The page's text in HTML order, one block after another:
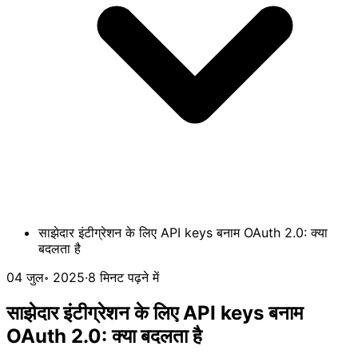
साझेदार इंटीग्रेशन के लिए API keys बनाम OAuth 2.0: क्या
बदलता है
04 जुल॰ 2025·8 मिनट पढ़ने में
साझेदार इंटीग्रेशन के लिए API keys बनाम
OAuth 2.0: क्या बदलता है